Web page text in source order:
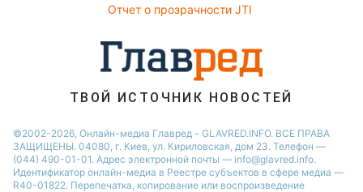
Виталий Козловский
Отчет о прозрачности JTI
ТВОЙ ИСТОЧНИК НОВОСТЕЙ
©2002-2026, Онлайн-медиа Главред - GLAVRED.INFO. ВСЕ ПРАВА
ЗАЩИЩЕНЫ. 04080, г. Киев, ул. Кириловская, дом 23. Телефон —
(044) 490-01-01. Адрес электронной почты — info@glavred.info.
Идентификатор онлайн-медиа в Реестре cубъектов в сфере медиа —
R40-01822. Перепечатка, копирование или воспроизведение